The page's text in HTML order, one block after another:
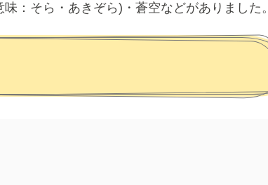
：そら・あきぞら)・蒼空などがありました。